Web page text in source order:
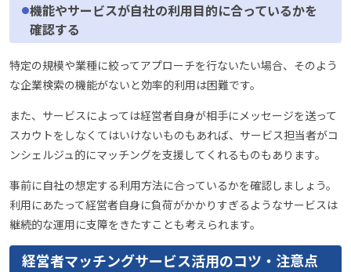
機能やサービスが自社の利用目的に合っているかを
確認する
特定の規模や業種に絞ってアプローチを行ないたい場合、そのよう
な企業検索の機能がないと効率的利用は困難です。
また、サービスによっては経営者自身が相手にメッセージを送って
スカウトをしなくてはいけないものもあれば、サービス担当者がコ
ンシェルジュ的にマッチングを支援してくれるものもあります。
事前に自社の想定する利用方法に合っているかを確認しましょう。
利用にあたって経営者自身に負荷がかかりすぎるようなサービスは
継続的な運用に支障をきたすことも考えられます。
経営者マッチングサービス活用のコツ・注意点